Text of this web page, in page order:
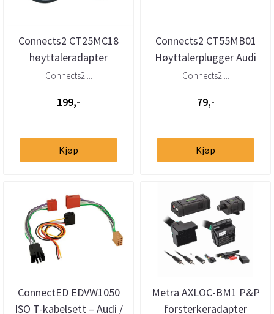
Connects2 CT25MC18
høyttaleradapter
Mercedes Benz (2007 -->)
Connects2 ...
199,-
Kjøp
Connects2 CT55MB01
Høyttalerplugger Audi
BMW Mercedes Mini
Connects2 ...
79,-
Kjøp
ConnectED EDVW1050
ISO T-kabelsett – Audi /
Metra AXLOC-BM1 P&P
forsterkeradapter